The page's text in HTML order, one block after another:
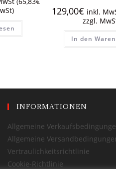
129,00€ inkl.
zzgl.
In den
INFORMATIONEN
Allgemeine
Allgemeine
Vertraulichkeitsrichtlinie
Cookie-Richtlinie